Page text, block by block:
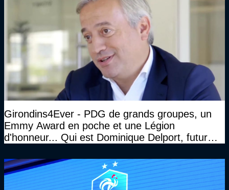
Girondins4Ever - PDG de grands groupes, un
Emmy Award en poche et une Légion
d'honneur... Qui est Dominique Delport, futur